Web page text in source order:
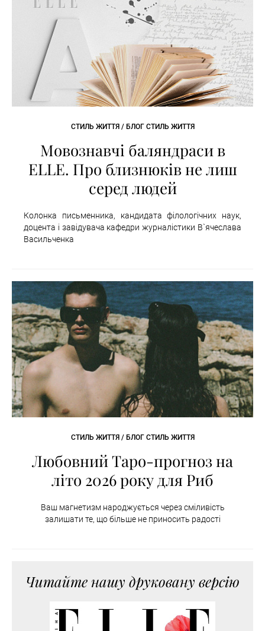
СТИЛЬ ЖИТТЯ / БЛОГ СТИЛЬ ЖИТТЯ
Мовознавчі баляндраси в
ELLE. Про близнюків не лиш
серед людей
Колонка письменника, кандидата філологічних наук,
доцента і завідувача кафедри журналістики В`ячеслава
Васильченка
СТИЛЬ ЖИТТЯ / БЛОГ СТИЛЬ ЖИТТЯ
Любовний Таро-прогноз на
літо 2026 року для Риб
Ваш магнетизм народжується через сміливість
залишати те, що більше не приносить радості
Читайте нашу друковану версію